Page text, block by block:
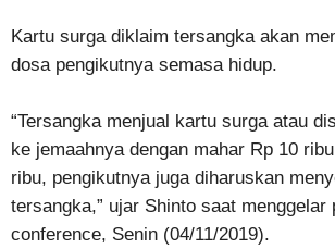
Kartu surga diklaim tersangka akan
dosa pengikutnya semasa hidup.
“Tersangka menjual kartu surga atau
ke jemaahnya dengan mahar Rp 10
ribu, pengikutnya juga diharuskan
tersangka,” ujar Shinto saat menggelar
conference, Senin (04/11/2019).